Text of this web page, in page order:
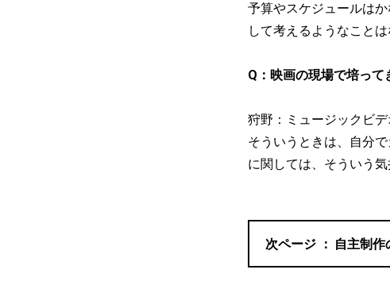
予算やスケジュールは
して考えるようなことは
Q：映画の現場で培って
狩野：ミュージックビ
そういうときは、自分
に関しては、そういう
自主制作